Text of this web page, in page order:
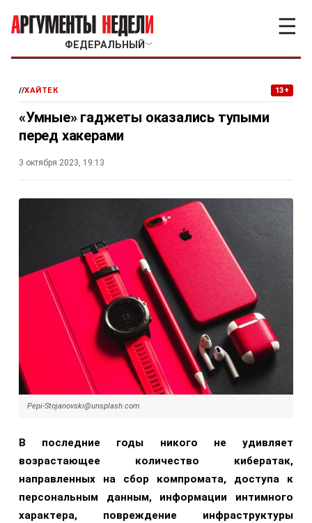
ФЕДЕРАЛЬНЫЙ ﹀
☰
//ХАЙТЕК 13+
«Умные» гаджеты оказались тупыми
перед хакерами
3 октября 2023, 19:13
Pepi-Stojanovski@unsplash.com
В последние годы никого не удивляет
возрастающее количество кибератак,
направленных на сбор компромата, доступа к
персональным данным, информации интимного
характера, повреждение инфраструктуры